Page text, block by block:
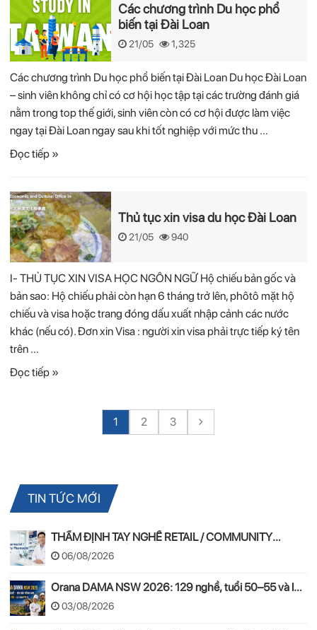
Các chương trình Du học phổ
biến tại Đài Loan
21/05 1,325
Các chương trình Du học phổ biến tại Đài Loan Du học Đài Loan
– sinh viên không chỉ có cơ hội học tập tại các trường đánh giá
nằm trong top thế giới, sinh viên còn có cơ hội được làm việc
ngay tại Đài Loan ngay sau khi tốt nghiệp với mức thu …
Đọc tiếp »
Thủ tục xin visa du học Đài Loan
21/05 940
I- THỦ TỤC XIN VISA HỌC NGÔN NGỮ Hộ chiếu bản gốc và
bản sao: Hộ chiếu phải còn hạn 6 tháng trở lên, phôtô mặt hộ
chiếu và visa hoặc trang đóng dấu xuất nhập cảnh các nước
khác (nếu có). Đơn xin Visa : người xin visa phải trực tiếp ký tên
trên …
Đọc tiếp »
1 2 3
TIN TỨC MỚI
THẨM ĐỊNH TAY NGHỀ RETAIL / COMMUNITY
PHARMACIST ÚC 2026 – APC & OPRA
06/08/2026
Orana DAMA NSW 2026: 129 nghề, tuổi 50–55 và lộ
trình PR
03/08/2026